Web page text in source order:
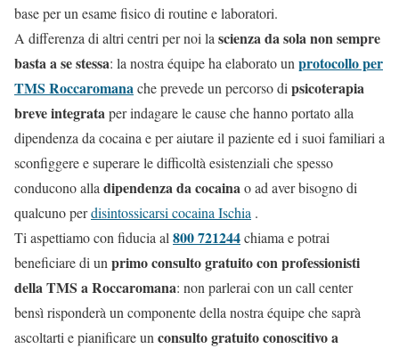
base per un esame fisico di routine e laboratori.
A differenza di altri centri per noi lascienza da sola non sempre
basta a se stessa: la nostra équipe ha elaborato unprotocollo per
TMS Roccaromanache prevede un percorso dipsicoterapia
breve integrataper indagare le cause che hanno portato alla
dipendenza da cocaina e per aiutare il paziente ed i suoi familiari a
sconfiggere e superare le difficoltà esistenziali che spesso
conducono alladipendenza da cocainao ad aver bisogno di
qualcuno perdisintossicarsi cocaina Ischia .
Ti aspettiamo con fiducia al800 721244chiama e potrai
beneficiare di unprimo consulto gratuito con professionisti
della TMS a Roccaromana: non parlerai con un call center
bensì risponderà un componente della nostra équipe che saprà
ascoltarti e pianificare unconsulto gratuito conoscitivo a